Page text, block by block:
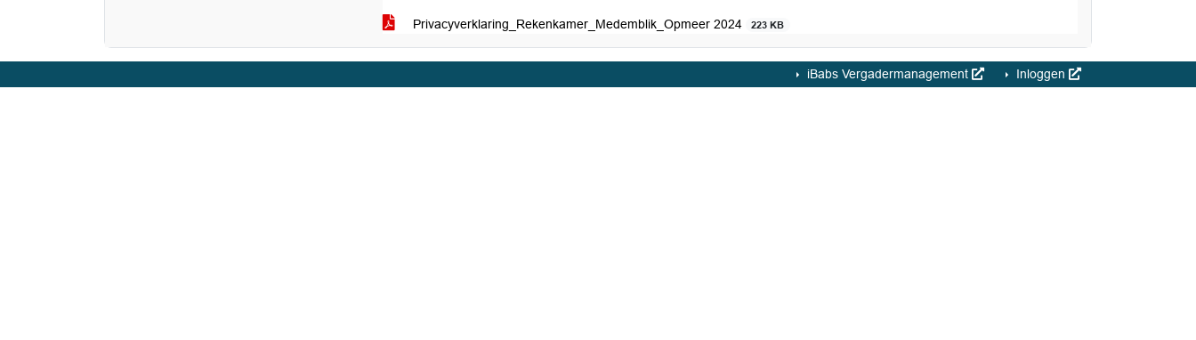
Privacyverklaring_Rekenkamer_Medemblik_Opmeer 2024 223 KB
iBabs Vergadermanagement Inloggen